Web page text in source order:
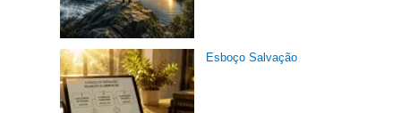
Esboço Salvação